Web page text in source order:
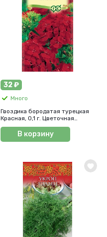
32 ₽
Много
Гвоздика бородатая турецкая
Красная, 0,1 г. Цветочная
коллекция.
В корзину